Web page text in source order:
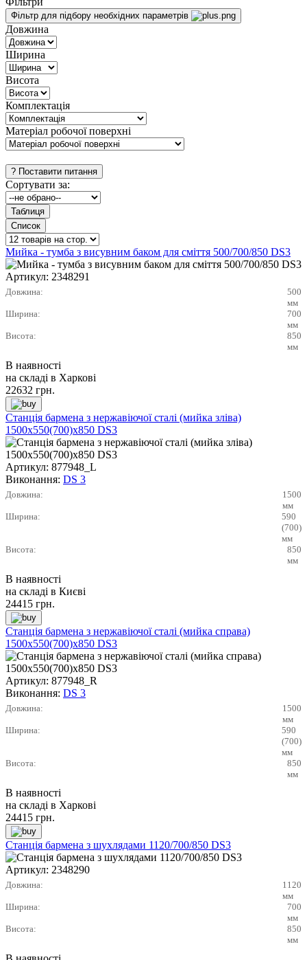
Фільтр для підбору необхідних параметрів
Довжина
Ширина
Висота
Комплектація
Матеріал робочої поверхні
Сортувати за:
Мийка - тумба з висувним баком для сміття 500/700/850 DS3
Артикул: 2348291
Довжина:
500
мм
Ширина:
700
мм
Висота:
850
мм
В наявності
на складі в Харкові
22632 грн.
Станція бармена з нержавіючої сталі (мийка зліва)
1500х550(700)х850 DS3
Артикул: 877948_L
Виконання: DS 3
Довжина:
1500
мм
Ширина:
590
(700)
мм
Висота:
850
мм
В наявності
на складі в Києві
24415 грн.
Станція бармена з нержавіючої сталі (мийка справа)
1500х550(700)х850 DS3
Артикул: 877948_R
Виконання: DS 3
Довжина:
1500
мм
Ширина:
590
(700)
мм
Висота:
850
мм
В наявності
на складі в Харкові
24415 грн.
Станція бармена з шухлядами 1120/700/850 DS3
Артикул: 2348290
Довжина:
1120
мм
Ширина:
700
мм
Висота:
850
мм